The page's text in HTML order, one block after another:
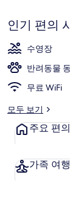
기
인기 편의
수영장
반려동물
무료 WiFi
모두 보기
주요 편
가족 여